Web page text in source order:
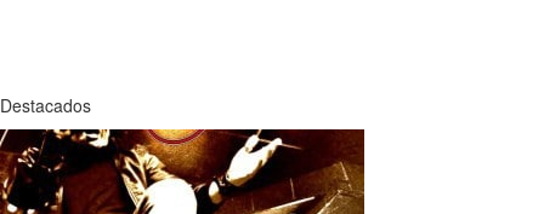
Destacados